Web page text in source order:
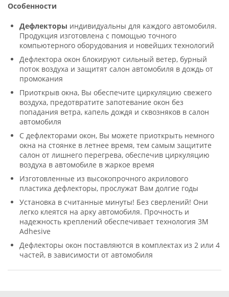
Особенности
Дефлекторы индивидуальны для каждого автомобиля.
Продукция изготовлена с помощью точного
компьютерного оборудования и новейших технологий
Дефлектора окон блокируют сильный ветер, бурный
поток воздуха и защитят салон автомобиля в дождь от
промокания
Приоткрыв окна, Вы обеспечите циркуляцию свежего
воздуха, предотвратите запотевание окон без
попадания ветра, капель дождя и сквозняков в салон
автомобиля
С дефлекторами окон, Вы можете приоткрыть немного
окна на стоянке в летнее время, тем самым защитите
салон от лишнего перегрева, обеспечив циркуляцию
воздуха в автомобиле в жаркое время
Изготовленные из высокопрочного акрилового
пластика дефлекторы, прослужат Вам долгие годы
Установка в считанные минуты! Без сверлений! Они
легко клеятся на арку автомобиля. Прочность и
надежность креплений обеспечивает технология 3M
Adhesive
Дефлекторы окон поставляются в комплектах из 2 или 4
частей, в зависимости от автомобиля